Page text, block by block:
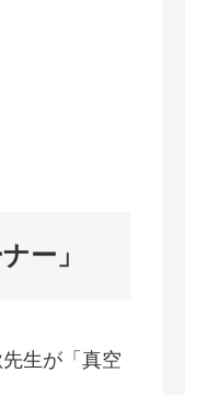
ー」
生が「真空